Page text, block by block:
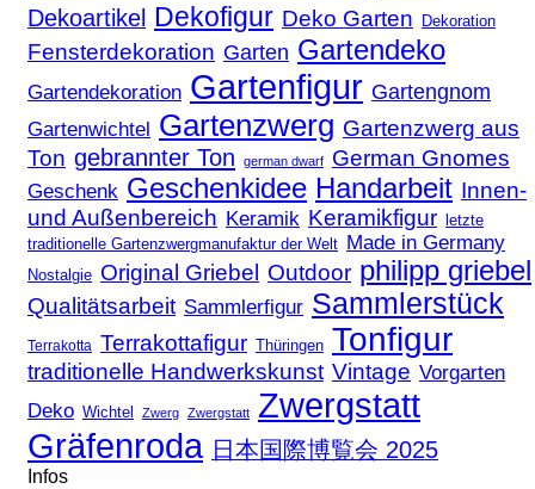
Dekoartikel Dekofigur Deko Garten Dekoration
Fensterdekoration Garten Gartendeko
Gartendekoration Gartenfigur Gartengnom
Gartenwichtel Gartenzwerg Gartenzwerg aus
Ton gebrannter Ton german dwarf German Gnomes
Geschenk Geschenkidee Handarbeit Innen-
und Außenbereich Keramik Keramikfigur
letzte
traditionelle Gartenzwergmanufaktur der Welt Made in Germany
Nostalgie Original Griebel Outdoor philipp griebel
Qualitätsarbeit Sammlerfigur Sammlerstück
Terrakotta Terrakottafigur Thüringen Tonfigur
traditionelle Handwerkskunst Vintage Vorgarten
Deko Wichtel Zwerg Zwergstatt
Zwergstatt
Gräfenroda 日本国際博覧会 2025
Infos